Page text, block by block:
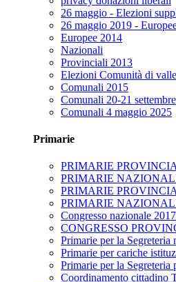
26 maggio - Elezioni
26 maggio 2019 -
Europee 2014
Nazionali
Provinciali 2013
Elezioni Comunità di valle
Comunali 2015
Comunali 20-21
Comunali 4 maggio 2025
Primarie
PRIMARIE
PRIMARIE
PRIMARIE
PRIMARIE
Congresso nazionale 2017
CONGRESSO
Primarie per la Segreteria
Primarie per cariche
Primarie per la Segreteria
Coordinamento cittadino